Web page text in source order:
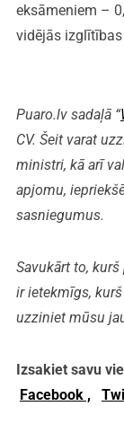
eksāmeniem –
vidējās
Puaro.lv sadaļā “
CV. Šeit varat
ministri, kā arī
apjomu,
sasniegumus.
Savukārt to,
ir ietekmīgs,
uzziniet mūsu
Izsakiet savu
Facebook ,